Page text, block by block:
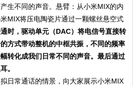
生不同的声音。悬臂：从小米MIX的内
MIX将压电陶瓷片通过一颗螺丝悬空式
时，驱动单元（DAC）将电信号直接转
方式带动整机的中框共振，不同的频率
转化成我们日常不同的声音。最后通过
。
日常通话的情景，向大家展示小米MIX